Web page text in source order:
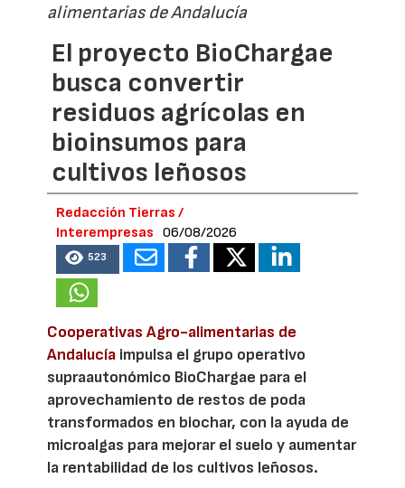
alimentarias de Andalucía
El proyecto BioChargae
busca convertir
residuos agrícolas en
bioinsumos para
cultivos leñosos
Redacción Tierras /
Interempresas
06/08/2026
523
Cooperativas Agro-alimentarias de
Andalucía impulsa el grupo operativo
supraautonómico BioChargae para el
aprovechamiento de restos de poda
transformados en biochar, con la ayuda de
microalgas para mejorar el suelo y aumentar
la rentabilidad de los cultivos leñosos.